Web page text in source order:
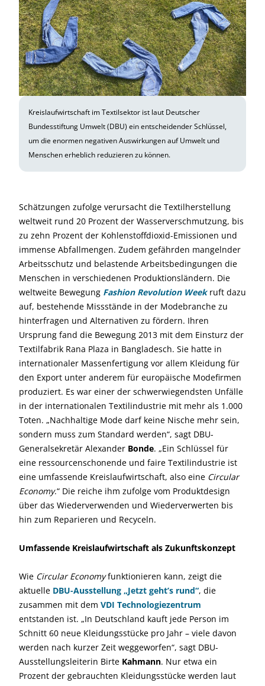
Kreislaufwirtschaft im Textilsektor ist laut Deutscher
Bundesstiftung Umwelt (DBU) ein entscheidender Schlüssel,
um die enormen negativen Auswirkungen auf Umwelt und
Menschen erheblich reduzieren zu können.
Schätzungen zufolge verursacht die Textilherstellung
weltweit rund 20 Prozent der Wasserverschmutzung, bis
zu zehn Prozent der Kohlenstoffdioxid-Emissionen und
immense Abfallmengen. Zudem gefährden mangelnder
Arbeitsschutz und belastende Arbeitsbedingungen die
Menschen in verschiedenen Produktionsländern. Die
weltweite Bewegung Fashion Revolution Weekruft dazu
auf, bestehende Missstände in der Modebranche zu
hinterfragen und Alternativen zu fördern. Ihren
Ursprung fand die Bewegung 2013 mit dem Einsturz der
Textilfabrik Rana Plaza in Bangladesch. Sie hatte in
internationaler Massenfertigung vor allem Kleidung für
den Export unter anderem für europäische Modefirmen
produziert. Es war einer der schwerwiegendsten Unfälle
in der internationalen Textilindustrie mit mehr als 1.000
Toten. „Nachhaltige Mode darf keine Nische mehr sein,
sondern muss zum Standard werden“, sagt DBU-
Generalsekretär Alexander Bonde. „Ein Schlüssel für
eine ressourcenschonende und faire Textilindustrie ist
eine umfassende Kreislaufwirtschaft, also eine Circular
Economy.“ Die reiche ihm zufolge vom Produktdesign
über das Wiederverwenden und Wiederverwerten bis
hin zum Reparieren und Recyceln.
Umfassende Kreislaufwirtschaft als Zukunftskonzept
Wie Circular Economyfunktionieren kann, zeigt die
aktuelle DBU-Ausstellung „Jetzt geht’s rund“, die
zusammen mit dem VDI Technologiezentrum
entstanden ist. „In Deutschland kauft jede Person im
Schnitt 60 neue Kleidungsstücke pro Jahr – viele davon
werden nach kurzer Zeit weggeworfen“, sagt DBU-
Ausstellungsleiterin Birte Kahmann. Nur etwa ein
Prozent der gebrauchten Kleidungsstücke werden laut